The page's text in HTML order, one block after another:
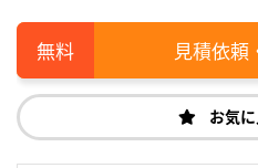
見積依頼
お気